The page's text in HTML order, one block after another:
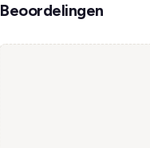
Beoordelingen